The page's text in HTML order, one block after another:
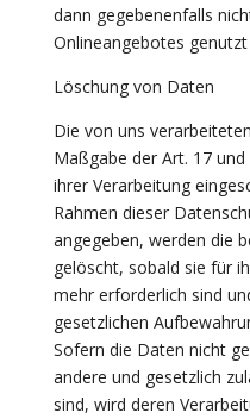
dann gegebenenfalls
Onlineangebotes
Löschung von Daten
Die von uns
Maßgabe der Art. 17
ihrer Verarbeitung
Rahmen dieser
angegeben, werden die
gelöscht, sobald sie für
mehr erforderlich sind
gesetzlichen
Sofern die Daten nicht
andere und gesetzlich
sind, wird deren